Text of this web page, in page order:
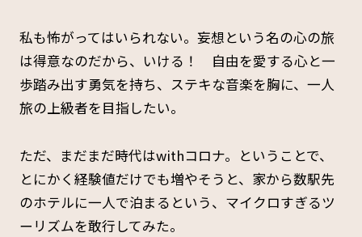
私も怖がってはいられない。妄想という名の心の旅
は得意なのだから、いける！ 自由を愛する心と一
歩踏み出す勇気を持ち、ステキな音楽を胸に、一人
旅の上級者を目指したい。
ただ、まだまだ時代はwithコロナ。ということで、
とにかく経験値だけでも増やそうと、家から数駅先
のホテルに一人で泊まるという、マイクロすぎるツ
ーリズムを敢行してみた。